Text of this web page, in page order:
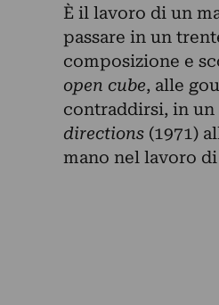
È il lavoro di un
passare in un
composizione e
open cube, alle
contraddirsi, in
directions(1971)
mano nel lavoro
WhatsApp
Email